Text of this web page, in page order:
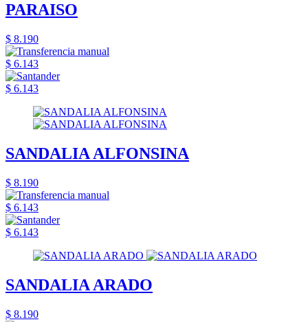
PARAISO
$ 8.190
$ 6.143
$ 6.143
SANDALIA ALFONSINA
$ 8.190
$ 6.143
$ 6.143
SANDALIA ARADO
$ 8.190